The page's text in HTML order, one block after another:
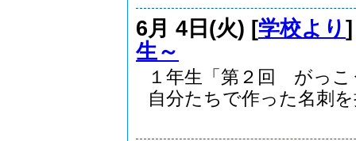
6月 4日(火) [学校より
生～
１年生「第２回 がっ
自分たちで作った名刺